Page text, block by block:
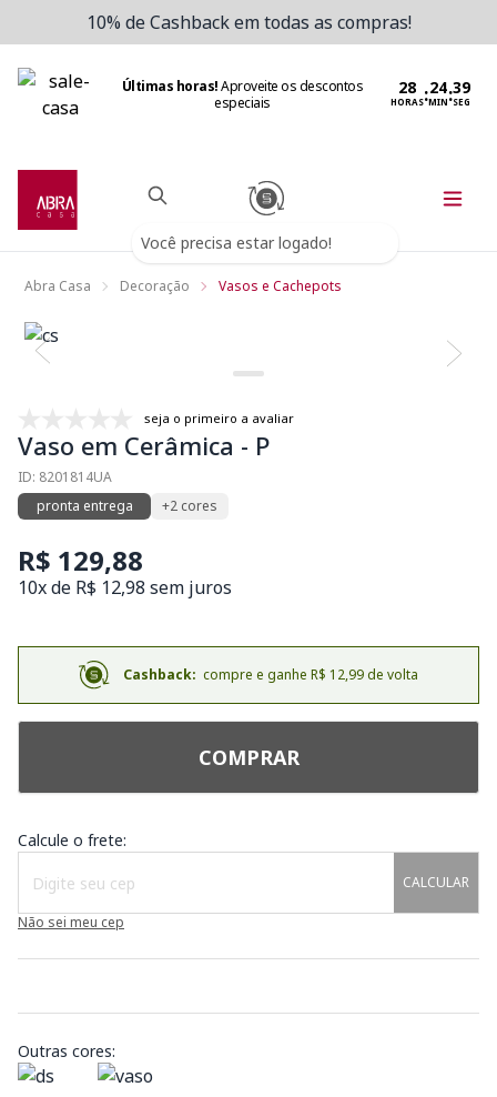
10% de Cashback em todas as compras!
Últimas horas!Aproveite os descontos
especiais
HORAS:MIN:SEG
Você precisa estar logado!
Abra Casa Decoração Vasos e Cachepots
seja o primeiro a avaliar
Vaso em Cerâmica - P
ID: 8201814UA
pronta entrega
+2 cores
R$ 129,88
10x de R$ 12,98 sem juros
Cashback: compre e ganhe R$ 12,99 de volta
COMPRAR
Calcule o frete:
CALCULAR
Não sei meu cep
Outras cores: